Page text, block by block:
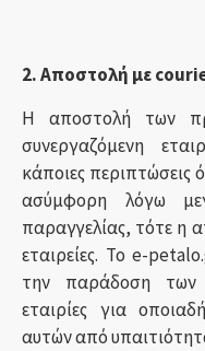
2. Αποστολή με
Η αποστολή των
συνεργαζόμενη
κάποιες περιπτώσεις
ασύμφορη λόγω
παραγγελίας, τότε η
εταιρείες. Το e-
την παράδοση των
εταιρίες για
αυτών από